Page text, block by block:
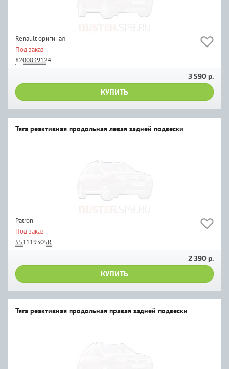
Renault оригинал
Под заказ
8200839124
3 590 р.
КУПИТЬ
Тяга реактивная продольная левая задней подвески
Patron
Под заказ
551119305R
2 390 р.
КУПИТЬ
Тяга реактивная продольная правая задней подвески